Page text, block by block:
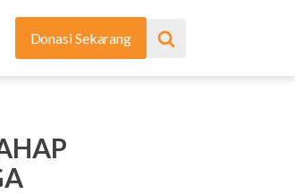
Donasi Sekarang